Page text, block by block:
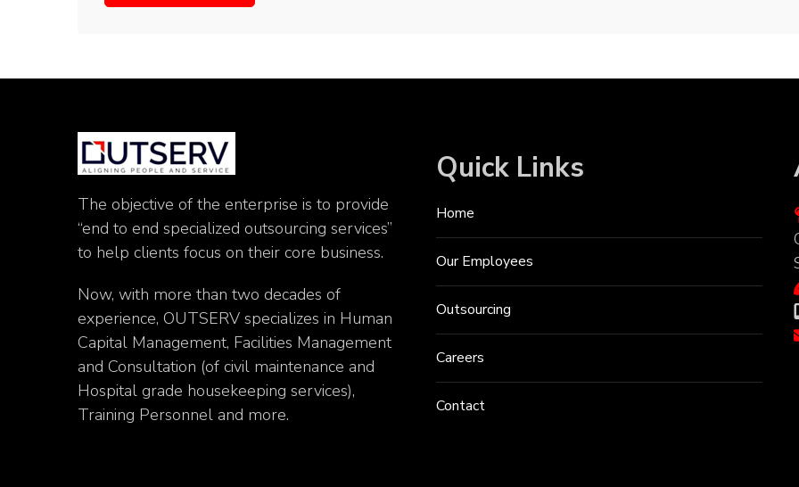
The objective of the enterprise is to provide
“end to end specialized outsourcing services”
to help clients focus on their core business.
Now, with more than two decades of
experience, OUTSERV specializes in Human
Capital Management, Facilities Management
and Consultation (of civil maintenance and
Hospital grade housekeeping services),
Training Personnel and more.
Quick Links
Home
Our Employees
Outsourcing
Careers
Contact